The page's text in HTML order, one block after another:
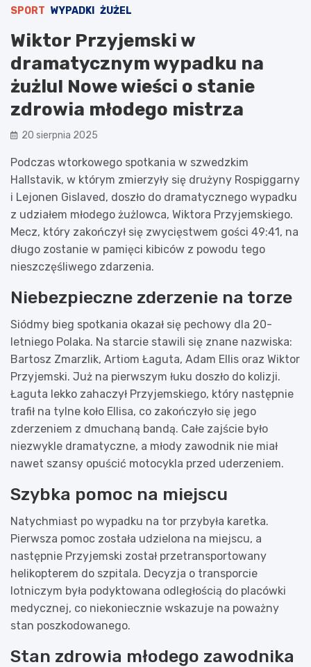
SPORT WYPADKI ŻUŻEL
Wiktor Przyjemski w
dramatycznym wypadku na
żużlu! Nowe wieści o stanie
zdrowia młodego mistrza
20 sierpnia 2025
Podczas wtorkowego spotkania w szwedzkim
Hallstavik, w którym zmierzyły się drużyny Rospiggarny
i Lejonen Gislaved, doszło do dramatycznego wypadku
z udziałem młodego żużlowca, Wiktora Przyjemskiego.
Mecz, który zakończył się zwycięstwem gości 49:41, na
długo zostanie w pamięci kibiców z powodu tego
nieszczęśliwego zdarzenia.
Niebezpieczne zderzenie na torze
Siódmy bieg spotkania okazał się pechowy dla 20-
letniego Polaka. Na starcie stawili się znane nazwiska:
Bartosz Zmarzlik, Artiom Łaguta, Adam Ellis oraz Wiktor
Przyjemski. Już na pierwszym łuku doszło do kolizji.
Łaguta lekko zahaczył Przyjemskiego, który następnie
trafił na tylne koło Ellisa, co zakończyło się jego
zderzeniem z dmuchaną bandą. Całe zajście było
niezwykle dramatyczne, a młody zawodnik nie miał
nawet szansy opuścić motocykla przed uderzeniem.
Szybka pomoc na miejscu
Natychmiast po wypadku na tor przybyła karetka.
Pierwsza pomoc została udzielona na miejscu, a
następnie Przyjemski został przetransportowany
helikopterem do szpitala. Decyzja o transporcie
lotniczym była podyktowana odległością do placówki
medycznej, co niekoniecznie wskazuje na poważny
stan poszkodowanego.
Stan zdrowia młodego zawodnika